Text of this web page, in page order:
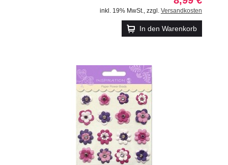
inkl. 19% MwSt. zzgl. Versandkosten
In den Warenkorb